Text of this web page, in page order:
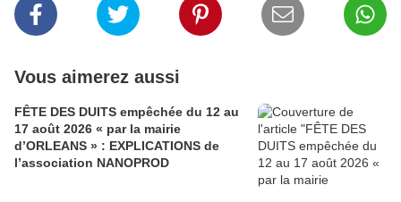
Vous aimerez aussi
FÊTE DES DUITS empêchée du 12 au
17 août 2026 « par la mairie
d’ORLEANS » : EXPLICATIONS de
l’association NANOPROD